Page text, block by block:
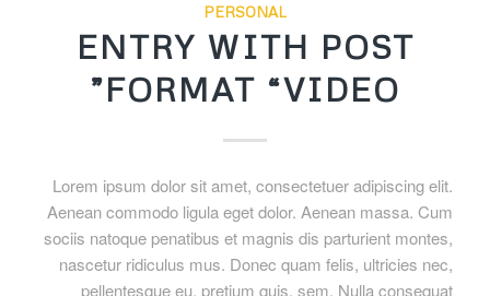
PERSONAL
ENTRY WITH POST
FORMAT “VIDEO”
Lorem ipsum dolor sit amet, consectetuer adipiscing elit.
Aenean commodo ligula eget dolor. Aenean massa. Cum
sociis natoque penatibus et magnis dis parturient montes,
nascetur ridiculus mus. Donec quam felis, ultricies nec,
pellentesque eu, pretium quis, sem. Nulla consequat